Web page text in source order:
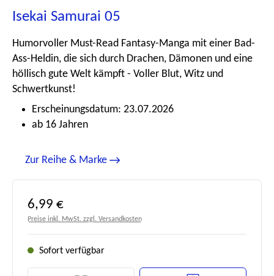
Isekai Samurai 05
Humorvoller Must-Read Fantasy-Manga mit einer Bad-
Ass-Heldin, die sich durch Drachen, Dämonen und eine
höllisch gute Welt kämpft - Voller Blut, Witz und
Schwertkunst!
Erscheinungsdatum: 23.07.2026
ab 16 Jahren
Zur Reihe & Marke
Regulärer Preis:
6,99 €
Preise inkl. MwSt. zzgl. Versandkosten
Sofort verfügbar